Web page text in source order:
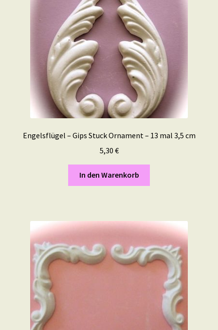
Engelsflügel – Gips Stuck Ornament – 13 mal 3,5 cm
5,30 €
In den Warenkorb